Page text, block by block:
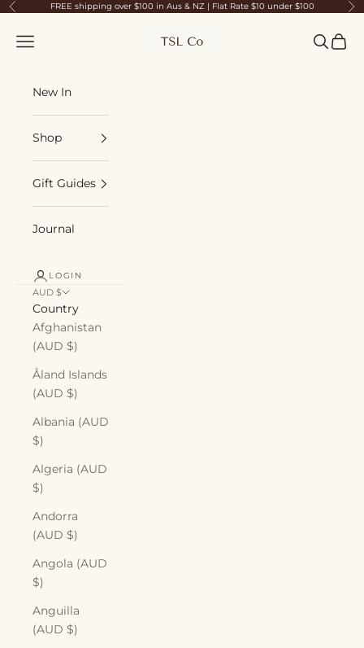
Skip to content
Previous FREE shipping over $100 in Aus & NZ | Flat Rate $10 under $100
TSL Co
Navigation menu Search
Cart
New In
Shop
Gift Guides
Journal
LOGIN
AUD $
Country
Afghanistan
(AUD $)
Åland Islands
(AUD $)
Albania (AUD
$)
Algeria (AUD
$)
Andorra
(AUD $)
Angola (AUD
$)
Anguilla
(AUD $)